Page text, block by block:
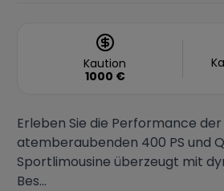
Kaution
1000 €
Erleben Sie die Performance
atemberaubenden 400 PS und
Sportlimousine überzeugt mit
Bes...